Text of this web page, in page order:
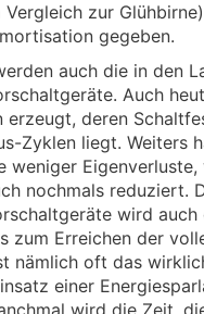
zur
gegeben.
auch die in den
Auch
erzeugt, deren
Zyklen liegt. Weiters
weniger Eigenverluste,
nochmals reduziert.
wird auch
zum Erreichen der
nämlich oft das
einer
wird die Zeit,